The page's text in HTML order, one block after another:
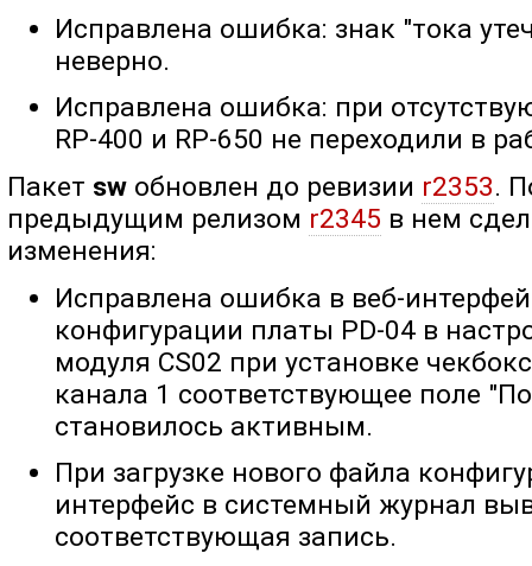
Исправлена ошибка: знак "тока
неверно.
Исправлена ошибка: при
RP-400 и RP-650 не переходили в
Пакет sw обновлен до ревизии r2353.
предыдущим релизом r2345 в нем
изменения:
Исправлена ошибка в веб-
конфигурации платы PD-04 в
модуля CS02 при установке
канала 1 соответствующее поле
становилось активным.
При загрузке нового файла
интерфейс в системный журнал
соответствующая запись.